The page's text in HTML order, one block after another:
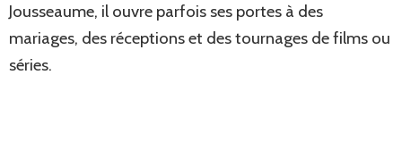
Jousseaume, il ouvre parfois ses portes à des
mariages, des réceptions et des tournages de films ou
séries.